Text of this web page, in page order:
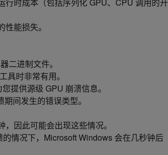
行时成本（包括序列化 GPU、CPU 调用的开
能损失。
二进制文件。
具时非常有用。
提供源级 GPU 崩溃信息。
间发生的错误类型。
因此可能会出现这些情况。
情况下，Microsoft Windows 会在几秒钟后